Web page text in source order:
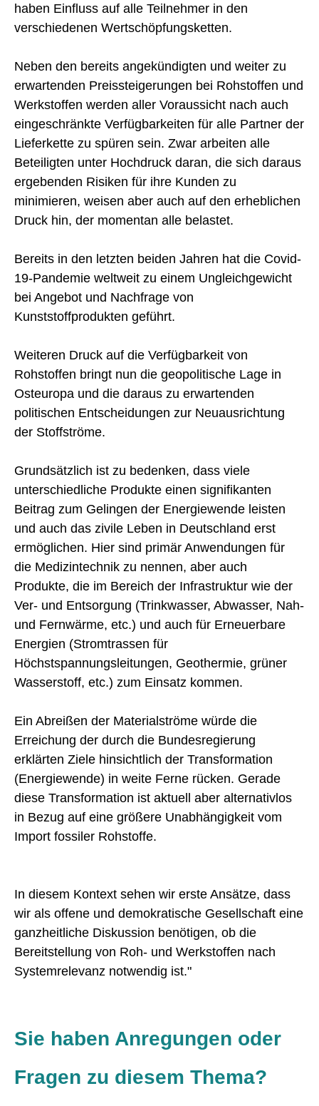
haben Einfluss auf alle Teilnehmer in den
verschiedenen Wertschöpfungsketten.
Neben den bereits angekündigten und weiter zu
erwartenden Preissteigerungen bei Rohstoffen und
Werkstoffen werden aller Voraussicht nach auch
eingeschränkte Verfügbarkeiten für alle Partner der
Lieferkette zu spüren sein. Zwar arbeiten alle
Beteiligten unter Hochdruck daran, die sich daraus
ergebenden Risiken für ihre Kunden zu
minimieren, weisen aber auch auf den erheblichen
Druck hin, der momentan alle belastet.
Bereits in den letzten beiden Jahren hat die Covid-
19-Pandemie weltweit zu einem Ungleichgewicht
bei Angebot und Nachfrage von
Kunststoffprodukten geführt.
Weiteren Druck auf die Verfügbarkeit von
Rohstoffen bringt nun die geopolitische Lage in
Osteuropa und die daraus zu erwartenden
politischen Entscheidungen zur Neuausrichtung
der Stoffströme.
Grundsätzlich ist zu bedenken, dass viele
unterschiedliche Produkte einen signifikanten
Beitrag zum Gelingen der Energiewende leisten
und auch das zivile Leben in Deutschland erst
ermöglichen. Hier sind primär Anwendungen für
die Medizintechnik zu nennen, aber auch
Produkte, die im Bereich der Infrastruktur wie der
Ver- und Entsorgung (Trinkwasser, Abwasser, Nah-
und Fernwärme, etc.) und auch für Erneuerbare
Energien (Stromtrassen für
Höchstspannungsleitungen, Geothermie, grüner
Wasserstoff, etc.) zum Einsatz kommen.
Ein Abreißen der Materialströme würde die
Erreichung der durch die Bundesregierung
erklärten Ziele hinsichtlich der Transformation
(Energiewende) in weite Ferne rücken. Gerade
diese Transformation ist aktuell aber alternativlos
in Bezug auf eine größere Unabhängigkeit vom
Import fossiler Rohstoffe.
In diesem Kontext sehen wir erste Ansätze, dass
wir als offene und demokratische Gesellschaft eine
ganzheitliche Diskussion benötigen, ob die
Bereitstellung von Roh- und Werkstoffen nach
Systemrelevanz notwendig ist."
Sie haben Anregungen oder
Fragen zu diesem Thema?